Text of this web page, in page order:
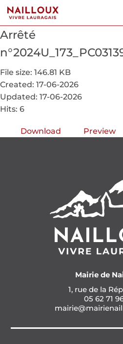
Arrêté
File size: 146.81 KB
Created: 17-06-2026
Updated: 17-06-2026
Hits: 6
Download Preview
Mairie de
1, rue de la
05 62 71